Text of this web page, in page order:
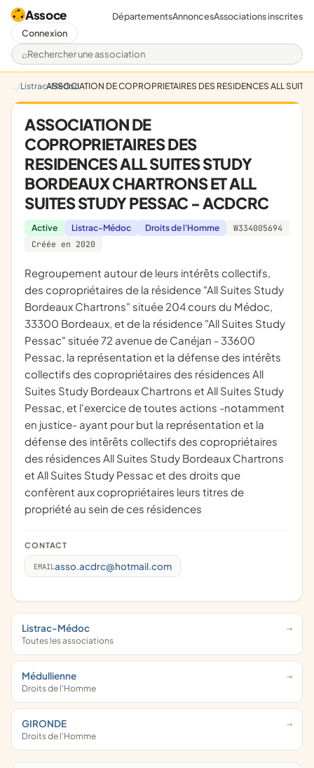
Assoce
Rechercher une association
DépartementsAnnoncesAssociations inscrites
Connexion
Listrac-Médoc
ASSOCIATION DE COPROPRIETAIRES DES RESIDENCES ALL
ASSOCIATION DE
COPROPRIETAIRES DES
RESIDENCES ALL SUITES STUDY
BORDEAUX CHARTRONS ET ALL
SUITES STUDY PESSAC - ACDCRC
Active Listrac-Médoc Droits de l'Homme
W334005694
Créée en 2020
regroupement autour de leurs intérêts collectifs,
des copropriétaires de la résidence "All Suites Study
Bordeaux Chartrons" située 204 cours du Médoc,
33300 Bordeaux, et de la résidence "All Suites Study
Pessac" située 72 avenue de Canéjan - 33600
Pessac, la représentation et la défense des intérêts
collectifs des copropriétaires des résidences All
Suites Study Bordeaux Chartrons et All Suites Study
Pessac, et l'exercice de toutes actions -notamment
en justice- ayant pour but la représentation et la
défense des intêrêts collectifs des copropriétaires
des résidences All Suites Study Bordeaux Chartrons
et All Suites Study Pessac et des droits que
confèrent aux copropriétaires leurs titres de
propriété au sein de ces résidences
CONTACT
EMAIL asso.acdrc@hotmail.com
Listrac-Médoc
Toutes les associations
Médullienne
Droits de l'Homme
GIRONDE
Droits de l'Homme